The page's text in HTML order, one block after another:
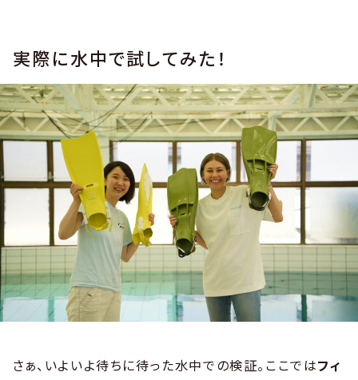
実際に水中で試してみた！
さぁ、いよいよ待ちに待った水中での検証。ここではフィ